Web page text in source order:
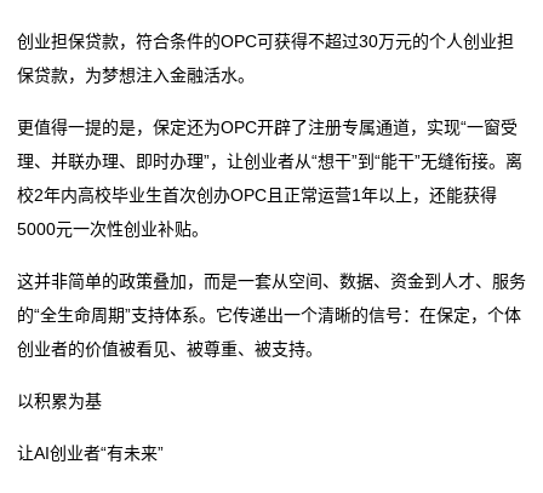
创业担保贷款，符合条件的OPC可获得不超过30万元的个人创业担
保贷款，为梦想注入金融活水。
更值得一提的是，保定还为OPC开辟了注册专属通道，实现“一窗受
理、并联办理、即时办理”，让创业者从“想干”到“能干”无缝衔接。离
校2年内高校毕业生首次创办OPC且正常运营1年以上，还能获得
5000元一次性创业补贴。
这并非简单的政策叠加，而是一套从空间、数据、资金到人才、服务
的“全生命周期”支持体系。它传递出一个清晰的信号：在保定，个体
创业者的价值被看见、被尊重、被支持。
以积累为基
让AI创业者“有未来”